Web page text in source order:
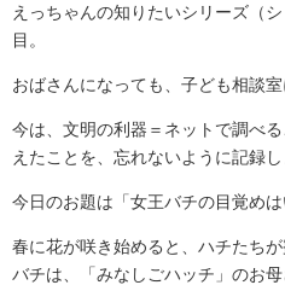
えっちゃんの知りたいシリーズ（
目。
おばさんになっても、子ども相談
今は、文明の利器＝ネットで調べ
えたことを、忘れないように記録し
今日のお題は「女王バチの目覚めは
春に花が咲き始めると、ハチたち
バチは、「みなしごハッチ」のお